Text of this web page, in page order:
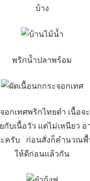
บ้าง
พริกน้ำปลาพร้อม
อกเทศพริกไทยดำ เนื้อจ
บเนื้อวัว แต่ไม่เหนียว
ครับ ก่อนสั่งก็คำนวณพื้
ให้ดีก่อนแล้วกัน